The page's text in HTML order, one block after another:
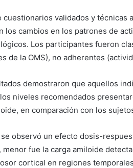
cuestionarios validados y técnicas
los cambios en los patrones de
Los participantes fueron
de la OMS), no adherentes
demostraron que aquellos
niveles recomendados
en comparación con los
observó un efecto dosis-
fue la carga amiloide
cortical en regiones